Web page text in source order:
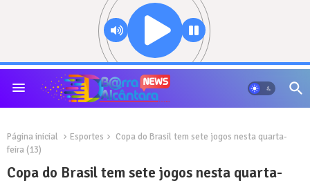
Página inicial Esportes
Copa do Brasil tem sete jogos nesta quarta-
feira (13)
Copa do Brasil tem sete jogos nesta quarta-